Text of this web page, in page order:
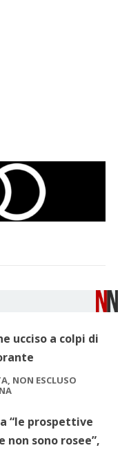
ucciso a colpi di
NON ESCLUSO
“le prospettive
non sono rosee”,